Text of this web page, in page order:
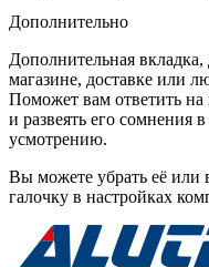
Дополнительно
Дополнительная
магазине, доставке или
Поможет вам ответить
и развеять его сомнения
усмотрению.
Вы можете убрать её или
галочку в настройках